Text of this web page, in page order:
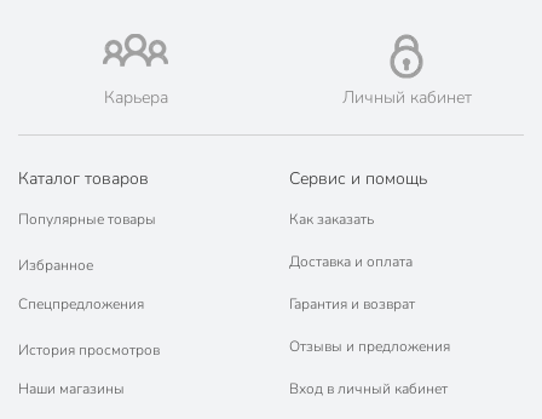
Карьера Личный кабинет
Каталог товаров
Популярные товары
Избранное
Спецпредложения
История просмотров
Наши магазины
Сервис и помощь
Как заказать
Доставка и оплата
Гарантия и возврат
Отзывы и предложения
Вход в личный кабинет